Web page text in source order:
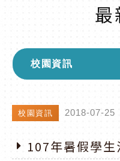
最
校園資訊
校園資訊 2018-07-25
107年暑假學